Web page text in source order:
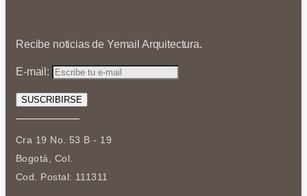
Recibe noticias de Yemail Arquitectura.
E-mail:
Cra 19 No. 53 B - 19
Bogotá, Col.
Cod. Postal: 111311